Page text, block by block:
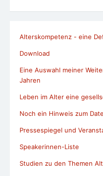
Alterskompetenz - eine
Download
Eine Auswahl meiner
Jahren
Leben im Alter eine
Noch ein Hinweis zum
Pressespiegel und
Speakerinnen-Liste
Studien zu den Themen